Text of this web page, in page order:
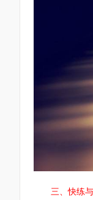
三、快练与